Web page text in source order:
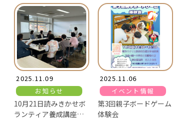
2025.11.09
お知らせ
10月21日読みきかせボ
ランティア養成講座フ
2025.11.06
イベント情報
第3回親子ボードゲーム
体験会